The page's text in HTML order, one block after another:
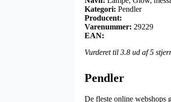
Kategori: Pendler
Producent:
Varenummer: 29229
EAN:
Vurderet til 3.8 ud af 5
Pendler
De fleste online webshops